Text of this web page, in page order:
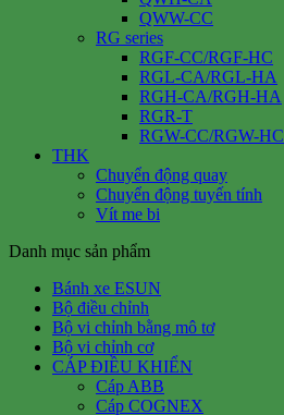
QWW-CC
RG series
RGF-CC/RGF-HC
RGL-CA/RGL-HA
RGH-CA/RGH-HA
RGR-T
RGW-CC/RGW-HC
THK
Chuyển động quay
Chuyển động tuyến tính
Vít me bi
Danh mục sản phẩm
Bánh xe ESUN
Bộ điều chỉnh
Bộ vi chỉnh bằng mô tơ
Bộ vi chỉnh cơ
CÁP ĐIỀU KHIỂN
Cáp ABB
Cáp COGNEX